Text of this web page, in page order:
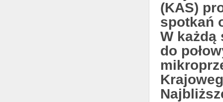
(KAS)
spotkań
W każdą
do